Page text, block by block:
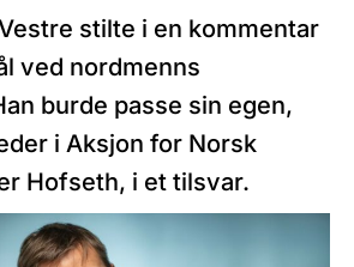
stilte i en kommentar
ved nordmenns
burde passe sin egen,
i Aksjon for Norsk
Hofseth, i et tilsvar.